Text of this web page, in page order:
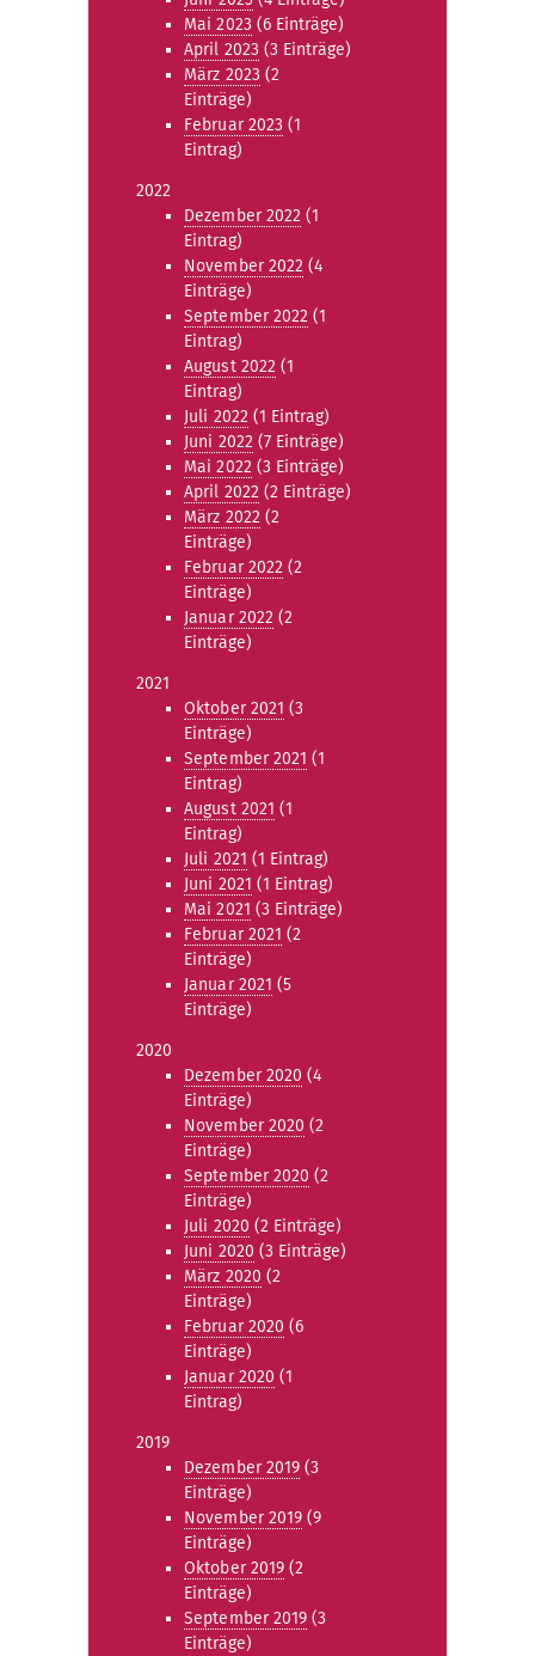
Mai 2023 (6 Einträge)
April 2023 (3 Einträge)
März 2023 (2
Einträge)
Februar 2023 (1
Eintrag)
2022
Dezember 2022 (1
Eintrag)
November 2022 (4
Einträge)
September 2022 (1
Eintrag)
August 2022 (1
Eintrag)
Juli 2022 (1 Eintrag)
Juni 2022 (7 Einträge)
Mai 2022 (3 Einträge)
April 2022 (2 Einträge)
März 2022 (2
Einträge)
Februar 2022 (2
Einträge)
Januar 2022 (2
Einträge)
2021
Oktober 2021 (3
Einträge)
September 2021 (1
Eintrag)
August 2021 (1
Eintrag)
Juli 2021 (1 Eintrag)
Juni 2021 (1 Eintrag)
Mai 2021 (3 Einträge)
Februar 2021 (2
Einträge)
Januar 2021 (5
Einträge)
2020
Dezember 2020 (4
Einträge)
November 2020 (2
Einträge)
September 2020 (2
Einträge)
Juli 2020 (2 Einträge)
Juni 2020 (3 Einträge)
März 2020 (2
Einträge)
Februar 2020 (6
Einträge)
Januar 2020 (1
Eintrag)
2019
Dezember 2019 (3
Einträge)
November 2019 (9
Einträge)
Oktober 2019 (2
Einträge)
September 2019 (3
Einträge)